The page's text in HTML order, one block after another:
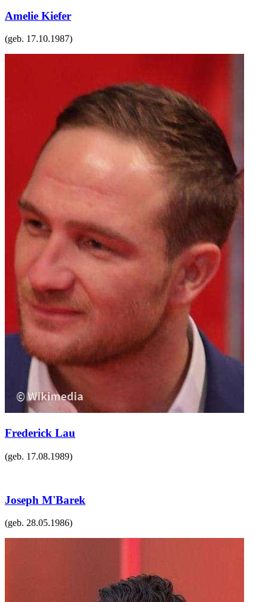
Amelie Kiefer
(geb. 17.10.1987)
Frederick Lau
(geb. 17.08.1989)
Joseph M'Barek
(geb. 28.05.1986)